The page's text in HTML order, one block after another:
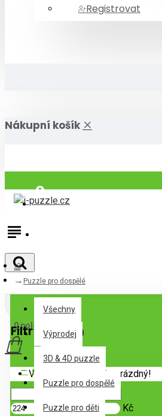
Registrovat
Nákupní košík
Přihlásit
Všechny
Všechny
Výprodej
3D & 4D puzzle
Puzzle pro dospělé
Puzzle pro děti
0 položek - 0Kč
Váš nákupní košík je prázdný!
Puzzle pro dospělé
Filtr Zrušit filtr
Cena
Kč